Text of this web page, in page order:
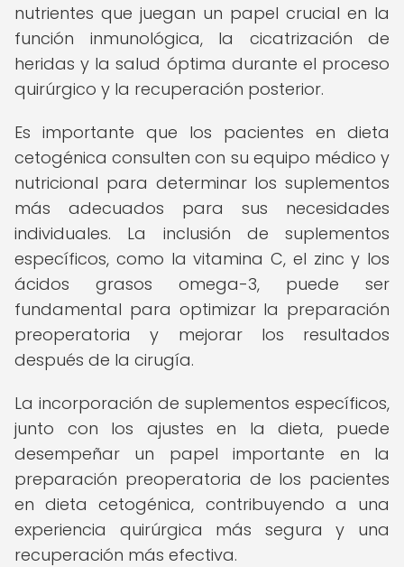
nutrientes que juegan un papel crucial en la
función inmunológica, la cicatrización de
heridas y la salud óptima durante el proceso
quirúrgico y la recuperación posterior.
Es importante que los pacientes en dieta
cetogénica consulten con su equipo médico y
nutricional para determinar los suplementos
más adecuados para sus necesidades
individuales. La inclusión de suplementos
específicos, como la vitamina C, el zinc y los
ácidos grasos omega-3, puede ser
fundamental para optimizar la preparación
preoperatoria y mejorar los resultados
después de la cirugía.
La incorporación de suplementos específicos,
junto con los ajustes en la dieta, puede
desempeñar un papel importante en la
preparación preoperatoria de los pacientes
en dieta cetogénica, contribuyendo a una
experiencia quirúrgica más segura y una
recuperación más efectiva.